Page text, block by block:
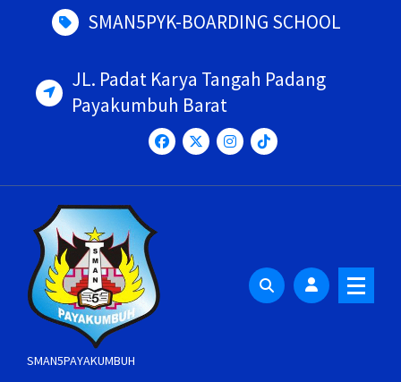
SMAN5PYK-BOARDING SCHOOL
JL. Padat Karya Tangah Padang
Payakumbuh Barat
SMAN5PAYAKUMBUH